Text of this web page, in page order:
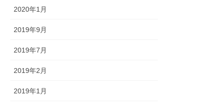
2020年1月
2019年9月
2019年7月
2019年2月
2019年1月